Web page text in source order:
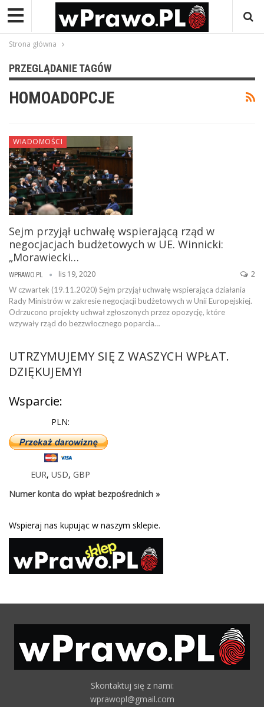
Strona główna
PRZEGLĄDANIE TAGÓW
HOMOADOPCJE
WIADOMOŚCI
Sejm przyjął uchwałę wspierającą rząd w
negocjacjach budżetowych w UE. Winnicki:
„Morawiecki…
WPRAWO.PL lis 19, 2020 2
W czwartek (19.11.2020) Sejm przyjął uchwałę wspierająca działania
Rady Ministrów w zakresie negocjacji budżetowych w Unii Europejskiej.
Odrzucono projekty uchwał zgłoszonych przez opozycję, które
wzywały rząd do bezzwłocznego poparcia…
UTRZYMUJEMY SIĘ Z WASZYCH WPŁAT.
DZIĘKUJEMY!
Wsparcie:
PLN:
EUR, USD, GBP
Numer konta do wpłat bezpośrednich »
Wspieraj nas kupując w naszym sklepie.
Skontaktuj się z nami:
wprawopl@gmail.com